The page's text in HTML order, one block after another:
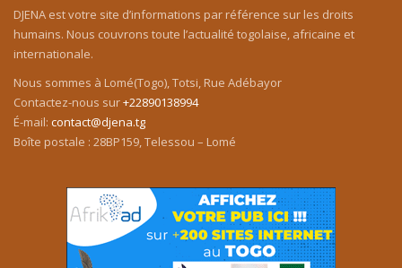
DJENA est votre site d’informations par référence sur les droits
humains. Nous couvrons toute l’actualité togolaise, africaine et
internationale.
Nous sommes à Lomé(Togo), Totsi, Rue Adébayor
Contactez-nous sur+22890138994
É-mail: contact@djena.tg
Boîte postale : 28BP159, Telessou – Lomé